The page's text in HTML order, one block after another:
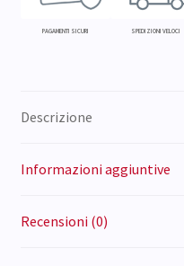
PAGAMENTI SICURI SPEDIZIONI VELOCI
Descrizione
Informazioni aggiuntive
Recensioni (0)